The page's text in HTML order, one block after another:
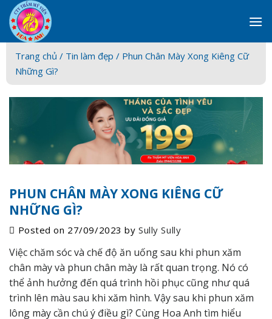
Skip
to
content
Trang chủ / Tin làm đẹp / Phun Chân Mày Xong Kiêng Cữ
Những Gì?
PHUN CHÂN MÀY XONG KIÊNG CỮ
NHỮNG GÌ?
Posted on 27/09/2023 bySully Sully
Việc chăm sóc và chế độ ăn uống sau khi phun xăm
chân mày và phun chân mày là rất quan trọng. Nó có
thể ảnh hưởng đến quá trình hồi phục cũng như quá
trình lên màu sau khi xăm hình. Vậy sau khi phun xăm
lông mày cần chú ý điều gì? Cùng Hoa Anh tìm hiểu